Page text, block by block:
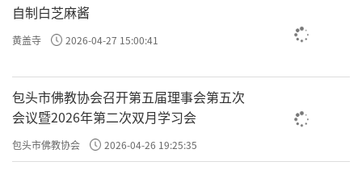
自制白芝麻酱
黄盖寺 2026-04-27 15:00:41
包头市佛教协会召开第五届理事会第五次
会议暨2026年第二次双月学习会
包头市佛教协会 2026-04-26 19:25:35